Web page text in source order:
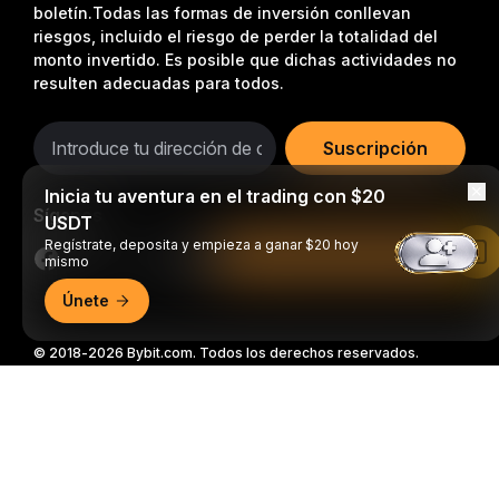
boletín.Todas las formas de inversión conllevan
riesgos, incluido el riesgo de perder la totalidad del
monto invertido. Es posible que dichas actividades no
resulten adecuadas para todos.
Suscripción
Síganos
© 2018-2026 Bybit.com. Todos los derechos reservados.
Inicia tu aventura en el trading con $20
USDT
Regístrate, deposita y empieza a ganar $20 hoy
mismo
Únete
Leer en la aplicación de Bybit